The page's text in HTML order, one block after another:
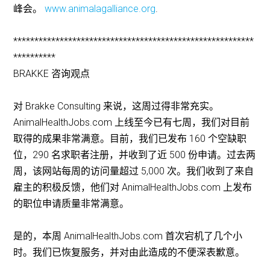
峰会。www.animalagalliance.org.
*********************************************************
**********
BRAKKE 咨询观点
对 Brakke Consulting 来说，这周过得非常充实。
AnimalHealthJobs.com 上线至今已有七周，我们对目前
取得的成果非常满意。目前，我们已发布 160 个空缺职
位，290 名求职者注册，并收到了近 500 份申请。过去两
周，该网站每周的访问量超过 5,000 次。我们收到了来自
雇主的积极反馈，他们对 AnimalHealthJobs.com 上发布
的职位申请质量非常满意。
是的，本周 AnimalHealthJobs.com 首次宕机了几个小
时。我们已恢复服务，并对由此造成的不便深表歉意。